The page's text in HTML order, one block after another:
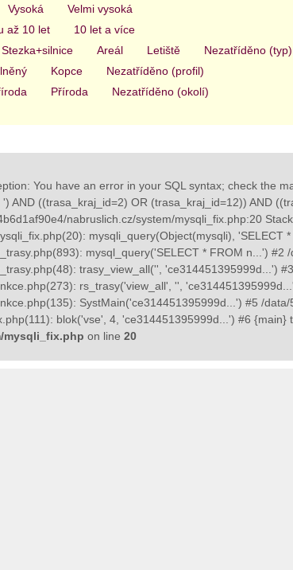
Vysoká
Velmi vysoká
až 10 let
10 let a více
Stezka+silnice Areál Letiště
Nezatříděno (typ)
Kopce
Nezatříděno (profil)
Příroda Nezatříděno (okolí)
You have an error in your SQL syntax; check the
AND ((trasa_kraj_id=2) OR (trasa_kraj_id=12)) AND
nabruslich.cz/system/mysqli_fix.php:20
mysqli_query(Object(mysqli), 'SELECT
mysql_query('SELECT * FROM n...') #2
trasy_view_all('', 'ce314451395999d...')
rs_trasy('view_all', '',
SystMain('ce314451395999d...') #5 /
blok('vse', 4, 'ce314451395999d...') #6 {main}
mysqli_fix.php on line 20